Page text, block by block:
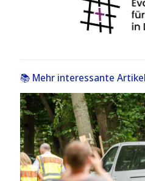
📚 Mehr interessante